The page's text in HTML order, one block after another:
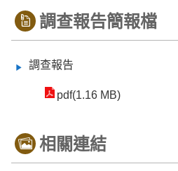
調查報告簡報檔
調查報告
pdf(1.16 MB)
相關連結